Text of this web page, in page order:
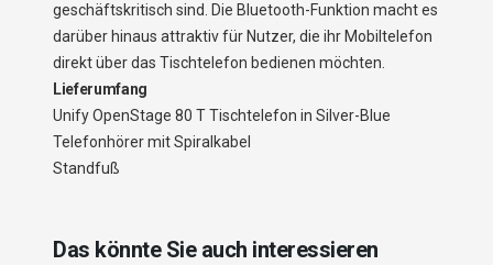
geschäftskritisch sind. Die Bluetooth-Funktion macht es
darüber hinaus attraktiv für Nutzer, die ihr Mobiltelefon
direkt über das Tischtelefon bedienen möchten.
Lieferumfang
Unify OpenStage 80 T Tischtelefon in Silver-Blue
Telefonhörer mit Spiralkabel
Standfuß
Das könnte Sie auch interessieren